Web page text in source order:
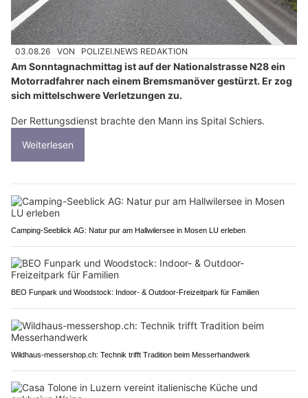
03.08.26 VON POLIZEI.NEWS REDAKTION
Am Sonntagnachmittag ist auf der Nationalstrasse N28 ein
Motorradfahrer nach einem Bremsmanöver gestürzt. Er zog
sich mittelschwere Verletzungen zu.
Der Rettungsdienst brachte den Mann ins Spital Schiers.
Weiterlesen
Camping-Seeblick AG: Natur pur am Hallwilersee in Mosen LU erleben
BEO Funpark und Woodstock: Indoor- & Outdoor-Freizeitpark für Familien
Wildhaus-messershop.ch: Technik trifft Tradition beim Messerhandwerk